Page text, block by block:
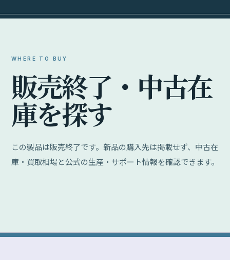
WHERE TO BUY
販売終了 ・ 中古在
庫を探す
この製品は販売終了です。新品の購入先は掲載せず、中古在
庫・買取相場と公式の生産・サポート情報を確認できます。